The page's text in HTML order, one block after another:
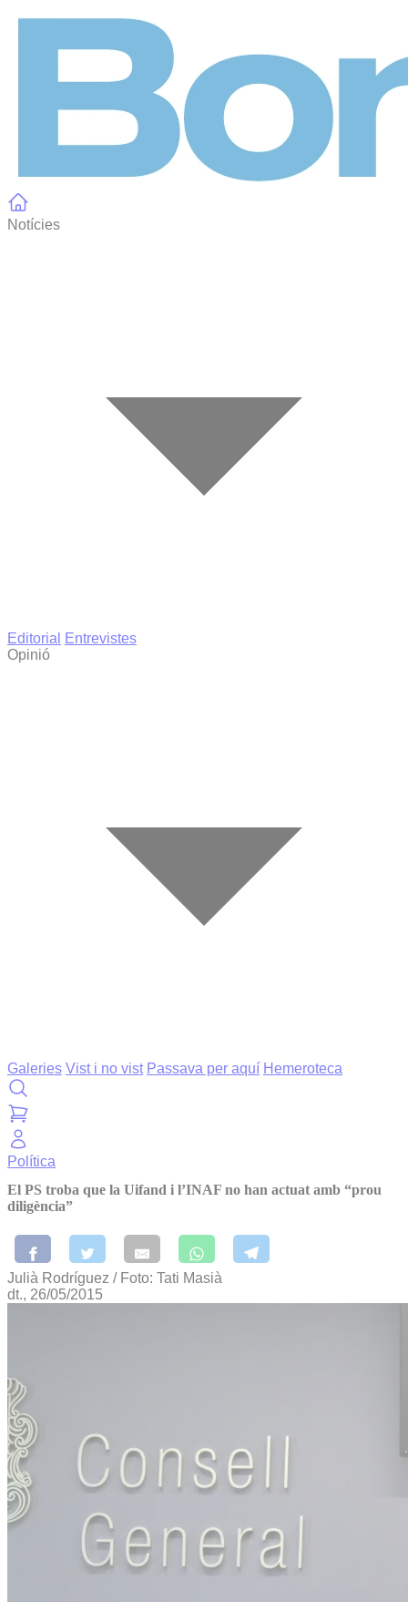
Notícies
Editorial
Entrevistes
Opinió
Galeries Vist i no vist Passava per aquí Hemeroteca
Política
El PS troba que la Uifand i l’INAF no han actuat amb “prou
diligència”
Julià Rodríguez / Foto: Tati Masià
dt., 26/05/2015